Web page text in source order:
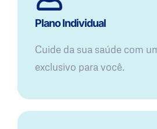
Plano Individual
Cuide da sua saúde com
exclusivo para você.